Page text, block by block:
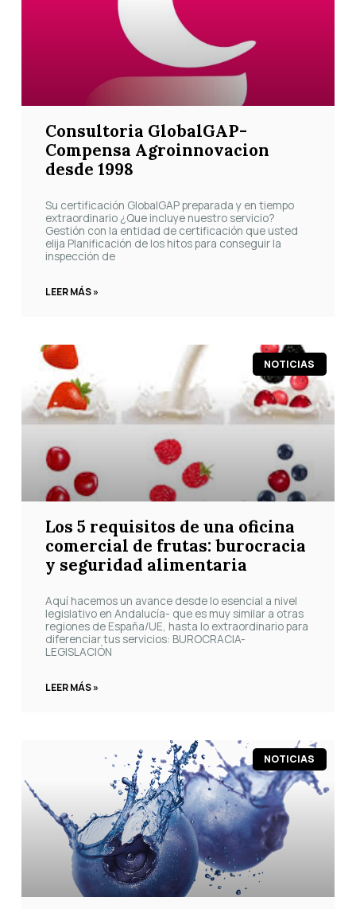
Consultoria GlobalGAP-
Compensa Agroinnovacion
desde 1998
Su certificación GlobalGAP preparada y en tiempo
extraordinario ¿Que incluye nuestro servicio?
Gestión con la entidad de certificación que usted
elija Planificación de los hitos para conseguir la
inspección de
LEER MÁS »
NOTICIAS
Los 5 requisitos de una oficina
comercial de frutas: burocracia
y seguridad alimentaria
Aquí hacemos un avance desde lo esencial a nivel
legislativo en Andalucía- que es muy similar a otras
regiones de España/UE, hasta lo extraordinario para
diferenciar tus servicios: BUROCRACIA-
LEGISLACIÓN
LEER MÁS »
NOTICIAS